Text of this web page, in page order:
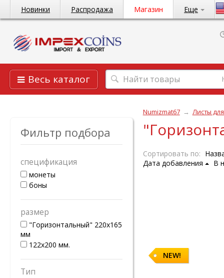
Новинки Распродажа Магазин Еще
Весь каталог
Фильтр подбора
спецификация
монеты
боны
размер
"Горизонтальный" 220х165
мм
122х200 мм.
Тип
Numizmat67 → Листы
Сортировать по:
Дата добавления
В
NEW!